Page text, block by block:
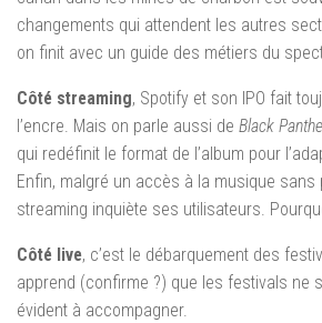
changements qui attendent les autres
on finit avec un guide des métiers du
Côté streaming, Spotify et son IPO fait
l’encre. Mais on parle aussi de Black
qui redéfinit le format de l’album pour
Enfin, malgré un accès à la musique sans
streaming inquiète ses utilisateurs.
Côté live, c’est le débarquement des
apprend (confirme ?) que les festivals ne
évident à accompagner.